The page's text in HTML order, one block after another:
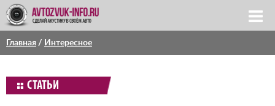
Главная / Интересное
СТАТЬИ